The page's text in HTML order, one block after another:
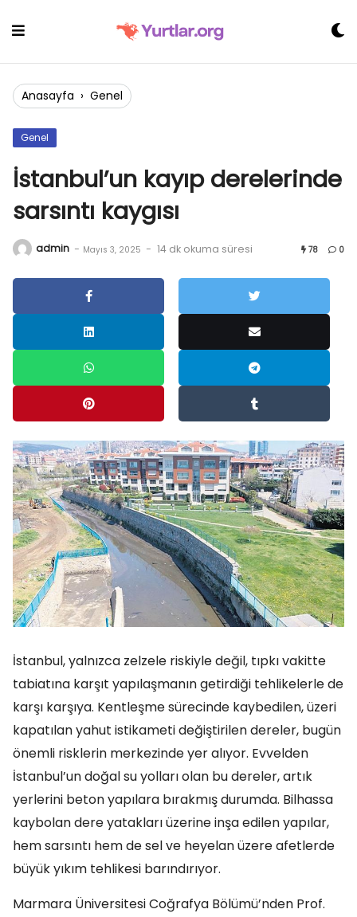
Anasayfa › Genel
Genel
İstanbul’un kayıp derelerinde
sarsıntı kaygısı
admin - Mayıs 3, 2025 - 14 dk okuma süresi 78 0
İstanbul, yalnızca zelzele riskiyle değil, tıpkı vakitte
tabiatına karşıt yapılaşmanın getirdiği tehlikelerle de
karşı karşıya. Kentleşme sürecinde kaybedilen, üzeri
kapatılan yahut istikameti değiştirilen dereler, bugün
önemli risklerin merkezinde yer alıyor. Evvelden
İstanbul’un doğal su yolları olan bu dereler, artık
yerlerini beton yapılara bırakmış durumda. Bilhassa
kaybolan dere yatakları üzerine inşa edilen yapılar,
hem sarsıntı hem de sel ve heyelan üzere afetlerde
büyük yıkım tehlikesi barındırıyor.
Marmara Üniversitesi Coğrafya Bölümü’nden Prof.